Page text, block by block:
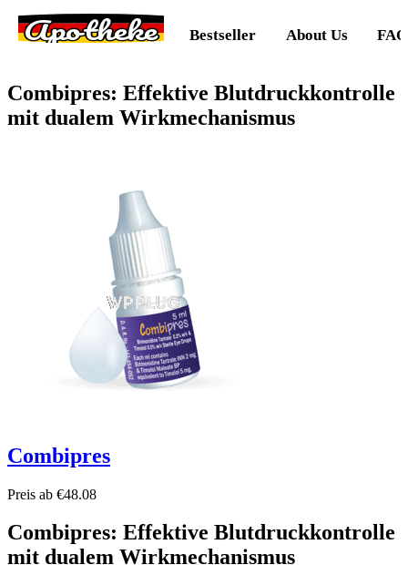
Apotheke Bestseller About Us FAQ
Combipres: Effektive Blutdruckkontrolle
mit dualem Wirkmechanismus
Combipres
Preis ab €48.08
Combipres: Effektive Blutdruckkontrolle
mit dualem Wirkmechanismus